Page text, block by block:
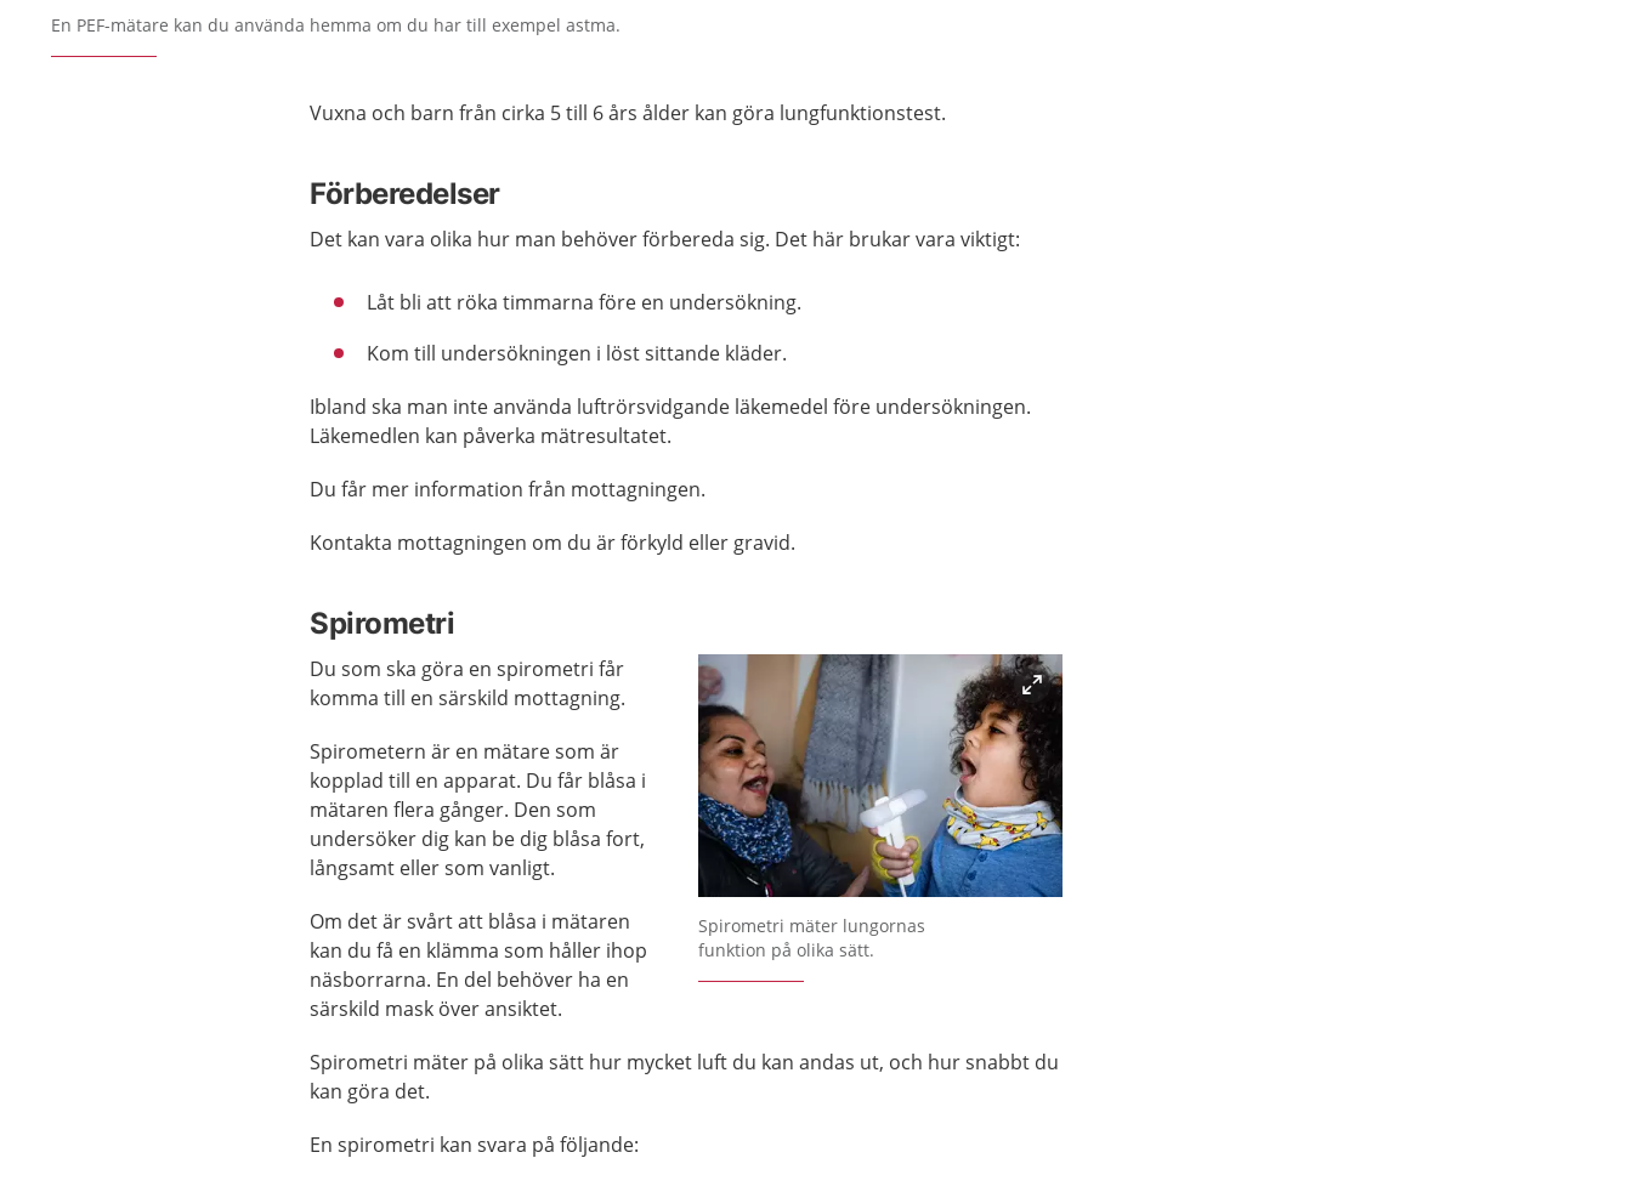
En PEF-mätare kan du använda hemma om du har till exempel astma.
Vuxna och barn från cirka 5 till 6 års ålder kan göra lungfunktionstest.
Förberedelser
Det kan vara olika hur man behöver förbereda sig. Det här brukar vara viktigt:
Låt bli att röka timmarna före en undersökning.
Kom till undersökningen i löst sittande kläder.
Ibland ska man inte använda luftrörsvidgande läkemedel före undersökningen.
Läkemedlen kan påverka mätresultatet.
Du får mer information från mottagningen.
Kontakta mottagningen om du är förkyld eller gravid.
Spirometri
Förstora bilden
Spirometri mäter lungornas
funktion på olika sätt.
Du som ska göra en spirometri får
komma till en särskild mottagning.
Spirometern är en mätare som är
kopplad till en apparat. Du får blåsa i
mätaren flera gånger. Den som
undersöker dig kan be dig blåsa fort,
långsamt eller som vanligt.
Om det är svårt att blåsa i mätaren
kan du få en klämma som håller ihop
näsborrarna. En del behöver ha en
särskild mask över ansiktet.
Spirometri mäter på olika sätt hur mycket luft du kan andas ut, och hur snabbt du
kan göra det.
En spirometri kan svara på följande: